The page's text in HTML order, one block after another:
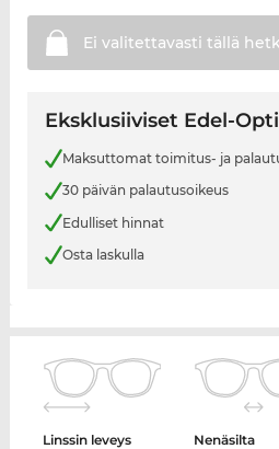
Ei valitettavasti tällä
Eksklusiiviset Edel-
Maksuttomat toimitus- ja
30 päivän palautusoikeus
Edulliset hinnat
Osta laskulla
Linssin leveys
Nenäsilta